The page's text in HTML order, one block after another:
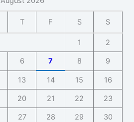
T F S S
1 2
6 7 8 9
13 14 15 16
20 21 22 23
27 28 29 30